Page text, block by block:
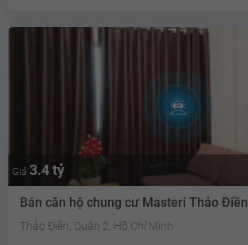
Giá 3.4 tỷ
Bán căn hộ chung cư Masteri Thảo Điền
Thảo Điền, Quận 2, Hồ Chí Minh